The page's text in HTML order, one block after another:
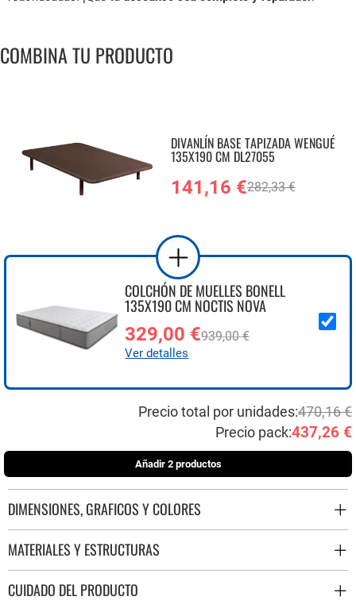
COMBINA TU PRODUCTO
DIVANLÍN BASE TAPIZADA WENGUÉ
135X190 CM DL27055
141,16 €282,33 €
COLCHÓN DE MUELLES BONELL
135X190 CM NOCTIS NOVA
329,00 €939,00 €
Ver detalles
Precio total por unidades:470,16 €
Precio pack:437,26 €
Añadir 2 productos
DIMENSIONES, GRAFICOS Y COLORES
MATERIALES Y ESTRUCTURAS
CUIDADO DEL PRODUCTO